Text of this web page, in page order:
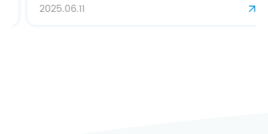
2025.06.11